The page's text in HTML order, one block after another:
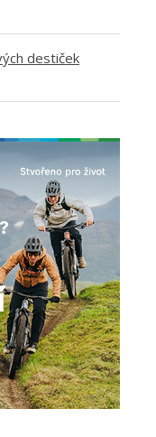
destiček